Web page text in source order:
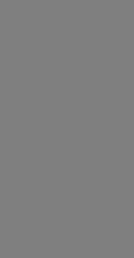
öppnas i nytt